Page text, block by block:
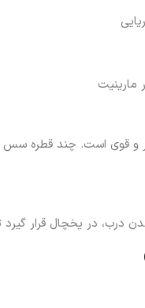
مارینیت
و قوی است. چند قطره
درب، در یخچال قرار